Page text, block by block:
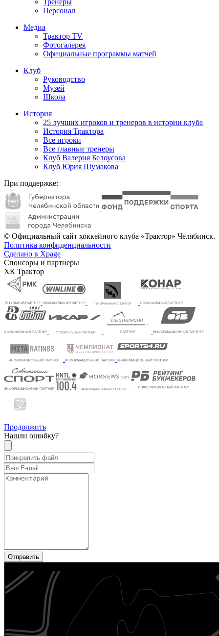
Персонал
Медиа
Трактор TV
Фотогалерея
Официальные программы матчей
Клуб
Руководство
Музей
Школа
История
25 лучших игроков и тренеров в истории клуба
История Трактора
Все игроки
Все главные тренеры
Клуб Валерия Белоусова
Клуб Юрия Шумакова
При поддержке:
© Официальный сайт хоккейного клуба «Трактор» Челябинск.
Политика конфиденциальности
Сделано в Xpage
Спонсоры и партнеры
ХК Трактор
Продолжить
Нашли ошибку?